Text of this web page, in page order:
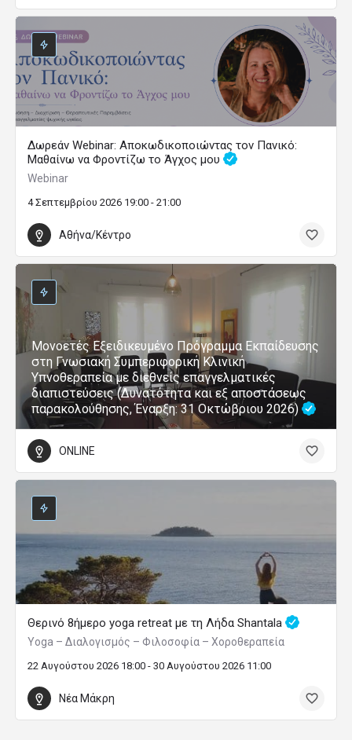
Δωρεάν Webinar: Αποκωδικοποιώντας τον Πανικό:
Μαθαίνω να Φροντίζω το Άγχος μου
Webinar
4 Σεπτεμβρίου 2026 19:00 - 21:00
Αθήνα/Κέντρο
Μονοετές Εξειδικευμένο Πρόγραμμα Εκπαίδευσης
στη Γνωσιακή Συμπεριφορική Κλινική
Υπνοθεραπεία με διεθνείς επαγγελματικές
διαπιστεύσεις (Δυνατότητα και εξ αποστάσεως
παρακολούθησης, Έναρξη: 31 Οκτώβριου 2026)
ONLINE
Θερινό 8ήμερο yoga retreat με τη Λήδα Shantala
Yoga – Διαλογισμός – Φιλοσοφία – Χοροθεραπεία
22 Αυγούστου 2026 18:00 - 30 Αυγούστου 2026 11:00
Νέα Μάκρη